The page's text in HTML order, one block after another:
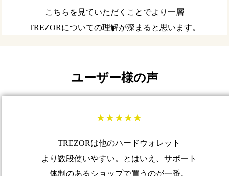
こちらを見ていただくことでより一層
TREZORについての理解が深まると思います。
ユーザー様の声
★★★★★
TREZORは他のハードウォレット
より数段使いやすい。とはいえ、サポート
体制のあるショップで買うのが一番。